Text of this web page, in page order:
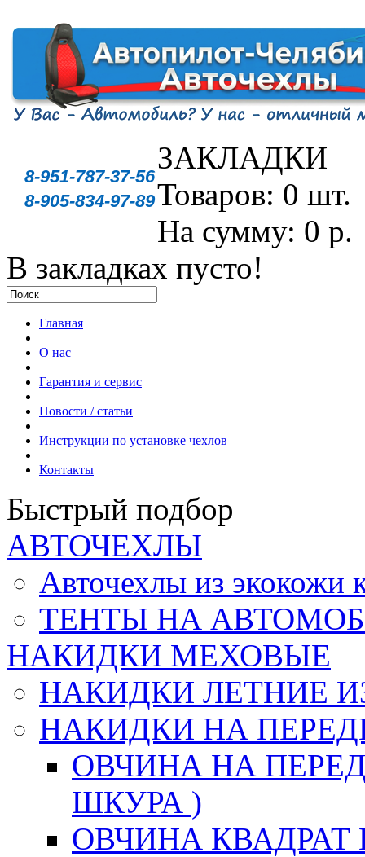
8-951-787-37-56
8-905-834-97-89
ЗАКЛАДКИ
Товаров: 0 шт.
На сумму: 0 р.
В закладках пусто!
Главная
О нас
Гарантия и сервис
Новости / статьи
Инструкции по установке чехлов
Контакты
Быстрый подбор
АВТОЧЕХЛЫ
Авточехлы из
ТЕНТЫ НА
НАКИДКИ МЕХОВЫЕ
НАКИДКИ ЛЕТНИЕ
НАКИДКИ НА
ОВЧИНА НА
ШКУРА )
ОВЧИНА КВАДРАТ